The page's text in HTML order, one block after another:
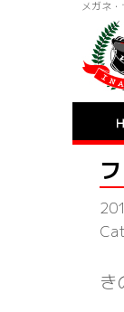
メガネ